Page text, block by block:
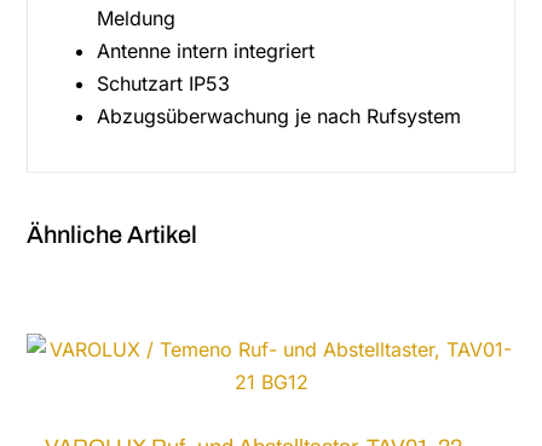
Meldung
Antenne intern integriert
Schutzart IP53
Abzugsüberwachung je nach Rufsystem
Ähnliche Artikel